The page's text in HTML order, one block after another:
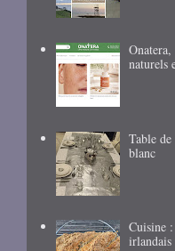
naturels
Table
blanc
Cuisine